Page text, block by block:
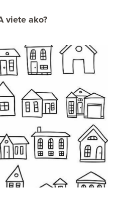
viete ako?